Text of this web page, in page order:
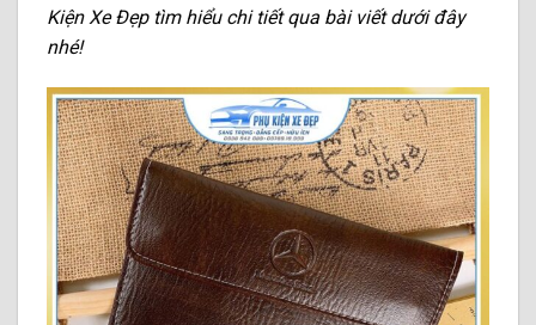
Kiện Xe Đẹp tìm hiểu chi tiết qua bài viết dưới đây
nhé!